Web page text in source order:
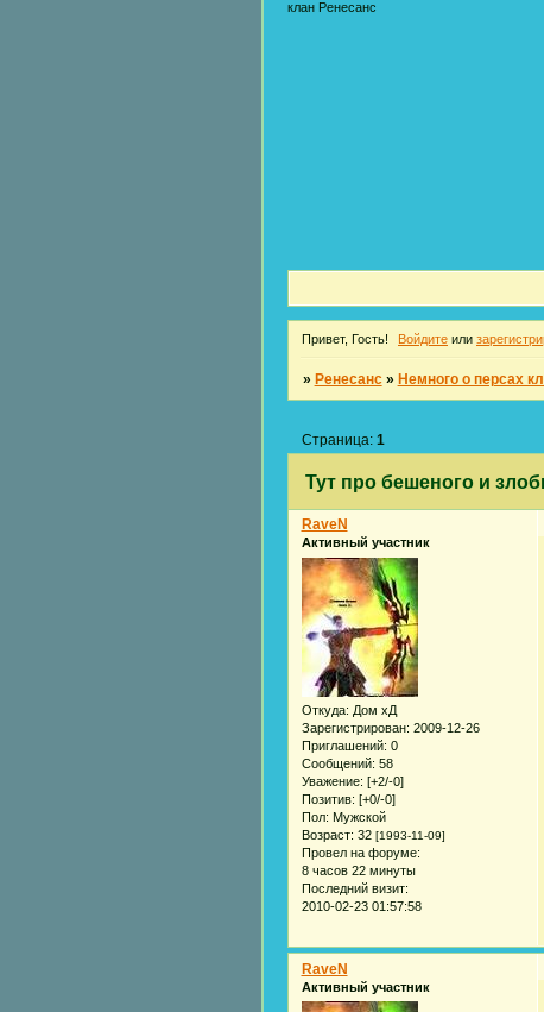
клан Ренесанс
Привет, Гость! Войдите или
» Ренесанс » Немного о персах
Тут про бешеного и
Страница: 1
RaveN
Активный участник
Откуда: Дом хД
Зарегистрирован: 2009-12-26
Приглашений: 0
Сообщений: 58
Уважение: [+2/-0]
Позитив: [+0/-0]
Пол: Мужской
Возраст: 32 [1993-11-09]
Провел на форуме:
8 часов 22 минуты
Последний визит:
2010-02-23 01:57:58
RaveN
Активный участник